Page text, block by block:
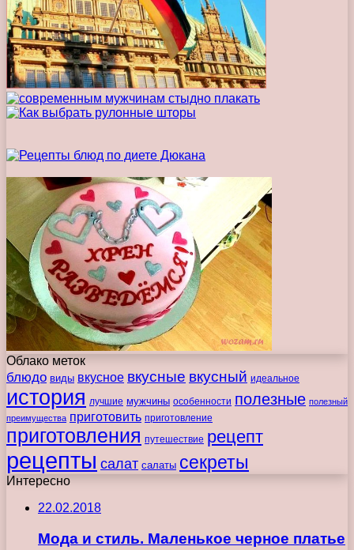
Облако меток
блюдо виды вкусное вкусные вкусный идеальное
история лучшие мужчины особенности полезные полезный
преимущества приготовить приготовление
приготовления путешествие рецепт
рецепты салат салаты секреты
Интересно
22.02.2018
Мода и стиль. Маленькое черное платье